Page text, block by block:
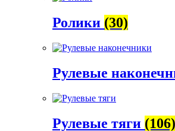
Ролики (30)
Рулевые
Рулевые тяги (106)